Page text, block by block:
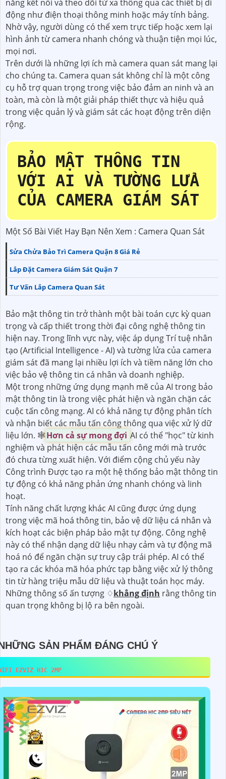
năng kết nối và theo dõi từ xa thông qua các thiết bị di
động như điện thoại thông minh hoặc máy tính bảng.
Nhờ vậy, người dùng có thể xem trực tiếp hoặc xem lại
hình ảnh từ camera nhanh chóng và thuận tiện mọi lúc,
mọi nơi.
Trên dưới là những lợi ích mà camera quan sát mang lại
cho chúng ta. Camera quan sát không chỉ là một công
cụ hỗ trợ quan trọng trong việc bảo đảm an ninh và an
toàn, mà còn là một giải pháp thiết thực và hiệu quả
trong việc quản lý và giám sát các hoạt động trên diện
rộng.
BẢO MẬT THÔNG TIN
VỚI AI VÀ TƯỜNG LỬA
CỦA CAMERA GIÁM SÁT
Một Số Bài Viết Hay Bạn Nên Xem : Camera Quan Sát
Sửa Chửa Bảo Trì Camera Quận 8 Giá Rẻ
Lắp Đặt Camera Giám Sát Quận 7
Tư Vấn Lắp Camera Quan Sát
Bảo mật thông tin trở thành một bài toán cực kỳ quan
trọng và cấp thiết trong thời đại công nghệ thông tin
hiện nay. Trong lĩnh vực này, việc áp dụng Trí tuệ nhân
tạo (Artificial Intelligence - AI) và tường lửa của camera
giám sát đã mang lại nhiều lợi ích và tiềm năng lớn cho
việc bảo vệ thông tin cá nhân và doanh nghiệp.
Một trong những ứng dụng mạnh mẽ của AI trong bảo
mật thông tin là trong việc phát hiện và ngăn chặn các
cuộc tấn công mạng. AI có khả năng tự động phân tích
và nhận biết các mẫu tấn công thông qua việc xử lý dữ
liệu lớn. 🕸Hơn cả sự mong đợi AI có thể "học" từ kinh
nghiệm và phát hiện các mẫu tấn công mới mà trước
đó chưa từng xuất hiện. Với điểm cộng chủ yếu này
Công trình Được tạo ra một hệ thống bảo mật thông tin
tự động có khả năng phản ứng nhanh chóng và linh
hoạt.
Tính năng chất lượng khác AI cũng được ứng dụng
trong việc mã hoá thông tin, bảo vệ dữ liệu cá nhân và
kích hoạt các biện pháp bảo mật tự động. Công nghệ
này có thể nhận dạng dữ liệu nhạy cảm và tự động mã
hoá nó để ngăn chặn sự truy cập trái phép. AI có thể
tạo ra các khóa mã hóa phức tạp bằng việc xử lý thông
tin từ hàng triệu mẫu dữ liệu và thuật toán học máy.
Những thông số ấn tượng ♢khẳng định rằng thông tin
quan trọng không bị lộ ra bên ngoài.
SẢN PHẨM ĐÁNG CHÚ Ý
EZVIZ H1C 2MP